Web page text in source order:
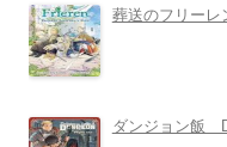
葬送のフリー
ダンジョン飯